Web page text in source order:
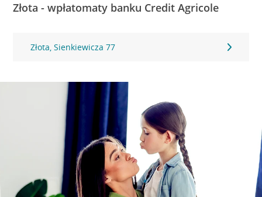
Złota - wpłatomaty banku Credit Agricole
Złota, Sienkiewicza 77